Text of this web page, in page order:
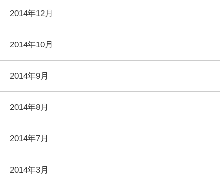
2014年12月
2014年10月
2014年9月
2014年8月
2014年7月
2014年3月